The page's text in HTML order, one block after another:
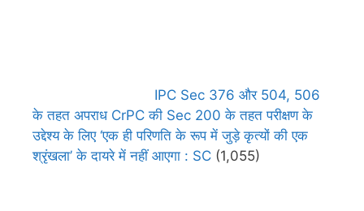
IPC Sec 376 और 504, 506
के तहत अपराध CrPC की Sec 200 के तहत परीक्षण के
उद्देश्य के लिए ‘एक ही परिणति के रूप में जुड़े कृत्यों की एक
श्रृंखला’ के दायरे में नहीं आएगा : SC (1,055)